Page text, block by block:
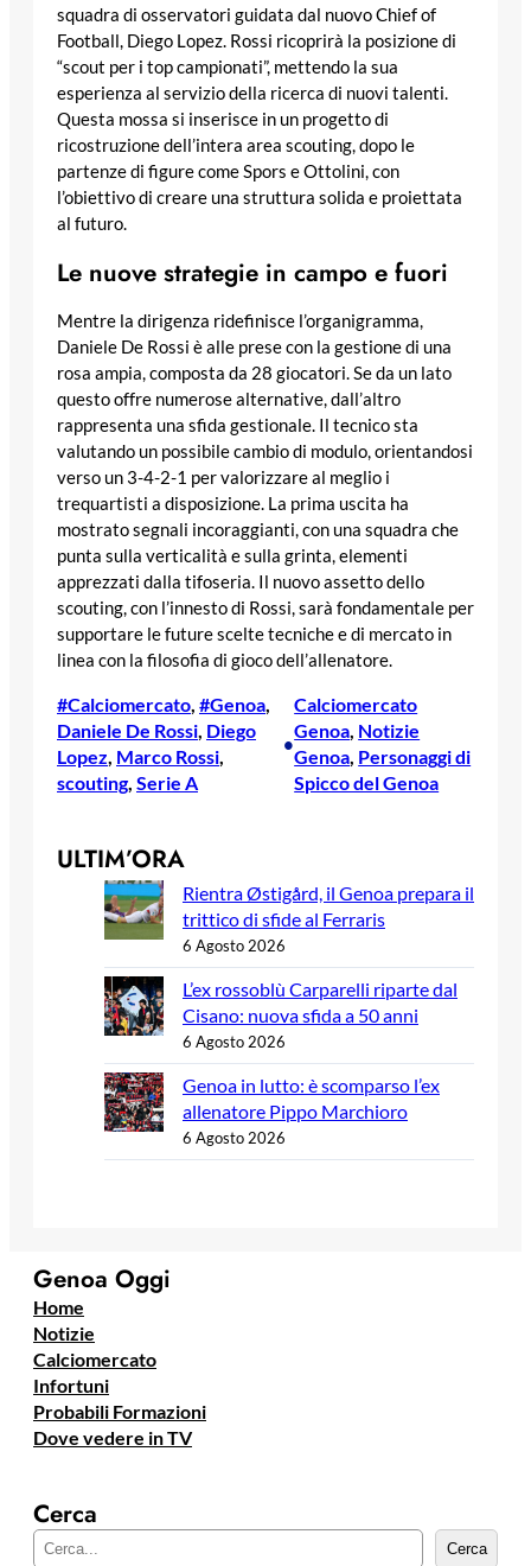
squadra di osservatori guidata dal nuovo Chief of
Football, Diego Lopez. Rossi ricoprirà la posizione di
“scout per i top campionati”, mettendo la sua
esperienza al servizio della ricerca di nuovi talenti.
Questa mossa si inserisce in un progetto di
ricostruzione dell’intera area scouting, dopo le
partenze di figure come Spors e Ottolini, con
l’obiettivo di creare una struttura solida e proiettata
al futuro.
Le nuove strategie in campo e fuori
Mentre la dirigenza ridefinisce l’organigramma,
Daniele De Rossi è alle prese con la gestione di una
rosa ampia, composta da 28 giocatori. Se da un lato
questo offre numerose alternative, dall’altro
rappresenta una sfida gestionale. Il tecnico sta
valutando un possibile cambio di modulo, orientandosi
verso un 3-4-2-1 per valorizzare al meglio i
trequartisti a disposizione. La prima uscita ha
mostrato segnali incoraggianti, con una squadra che
punta sulla verticalità e sulla grinta, elementi
apprezzati dalla tifoseria. Il nuovo assetto dello
scouting, con l’innesto di Rossi, sarà fondamentale per
supportare le future scelte tecniche e di mercato in
linea con la filosofia di gioco dell’allenatore.
#Calciomercato #Genoa
Daniele De Rossi Diego
Lopez Marco Rossi
scouting, Serie A
•
Calciomercato
Genoa Notizie
Genoa Personaggi di
Spicco del Genoa
ULTIM’ORA
Rientra Østigård, il Genoa prepara il
trittico di sfide al Ferraris
6 Agosto 2026
L’ex rossoblù Carparelli riparte dal
Cisano: nuova sfida a 50 anni
6 Agosto 2026
Genoa in lutto: è scomparso l’ex
allenatore Pippo Marchioro
6 Agosto 2026
Genoa Oggi
Home
Notizie
Calciomercato
Infortuni
Probabili Formazioni
Dove vedere in TV
Cerca
Cerca